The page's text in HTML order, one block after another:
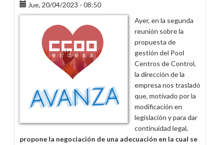
Jue, 20/04/2023 - 08:50
Ayer, en la segunda
reunión sobre la
propuesta de
gestión del Pool
Centros de Control,
la dirección de la
empresa nos trasladó
que, motivado por la
modificación en
legislación y para dar
continuidad legal,
propone la negociación de una adecuación en la cual se